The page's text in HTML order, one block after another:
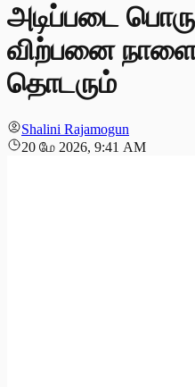
அடிப்படை
விற்பனை
தொடரும்
Shalini Rajamogun
20 மே 2026, 9:41 AM